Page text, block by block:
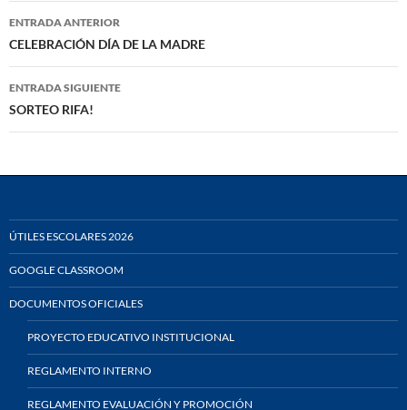
Navegación
de
entradas
ENTRADA ANTERIOR
CELEBRACIÓN DÍA DE LA MADRE
ENTRADA SIGUIENTE
SORTEO RIFA!
ÚTILES ESCOLARES 2026
GOOGLE CLASSROOM
DOCUMENTOS OFICIALES
PROYECTO EDUCATIVO INSTITUCIONAL
REGLAMENTO INTERNO
REGLAMENTO EVALUACIÓN Y PROMOCIÓN